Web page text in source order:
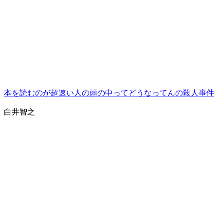
本を読むのが超速い人の頭の中ってどうなってんの殺人事件
白井智之